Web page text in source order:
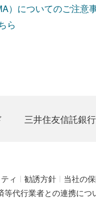
）についてのご注意
ら
三井住友信託銀
ィ 勧誘方針 当社の
等代行業者との連携につ